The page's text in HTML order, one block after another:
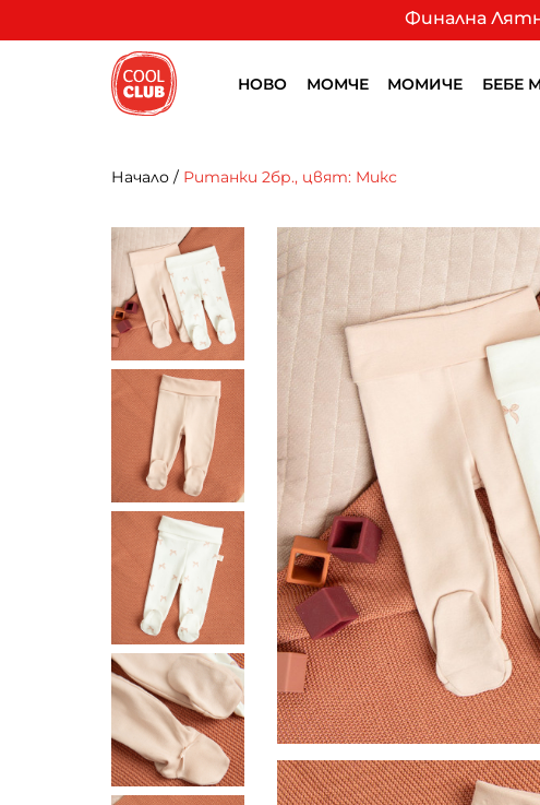
Финална
НОВО МОМЧЕ МОМИЧЕ БЕБЕ
Начало / Ританки 2бр., цвят: Микс